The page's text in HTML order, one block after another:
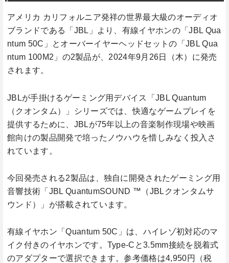
アメリカ カリフォルニア発祥の世界最大級のオーディオ
ブランドである「JBL」より、有線イヤホンの「JBL Qua
ntum 50C」とオーバーイヤーヘッドセットの「JBL Qua
ntum 100M2」の2製品が、2024年9月26日（木）に発売
されます。
JBLが手掛けるゲーミング用デバイス「JBL Quantum
（クオンタム）」シリーズでは、快適なゲームプレイを
提供するために、JBLが75年以上の音楽制作現場や映画
館向けの製品開発で培ったノウハウを惜しみなく投入さ
れています。
今回発売される2製品は、独自に開発されたゲーミング用
音響技術「JBL QuantumSOUND ™（JBLクオンタムサ
ウンド）」が搭載されています。
有線イヤホン「Quantum 50C」は、ハイレゾ初対応のマ
イク付きのイヤホンです。Type-Cと3.5mm接続を脱着式
のアダプターで選択できます。参考価格は4,950円（税